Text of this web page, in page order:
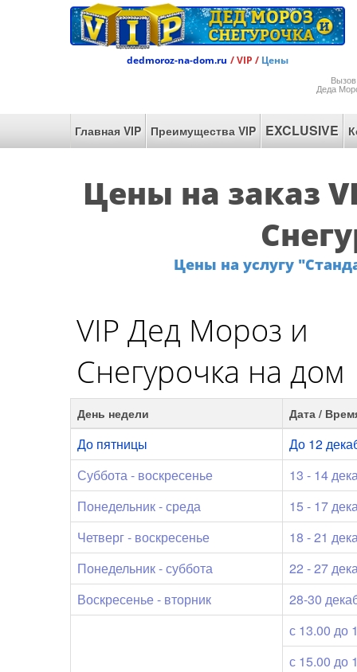
dedmoroz-na-dom.ru / VIP / Цены
Вызов
Деда
Главная VIP Преимущества VIP EXCLUSIVE
Цены на заказ
Цены на услугу
VIP Дед Мороз и
Снегурочка на дом
День недели Дата /
До пятницы
До 12
Суббота - воскресенье
13 - 14
Понедельник - среда
15 - 17
Четверг - воскресенье
18 - 21
Понедельник - суббота
22 - 27
Воскресенье - вторник
28-30
с 13.00 до
с 15.00 до